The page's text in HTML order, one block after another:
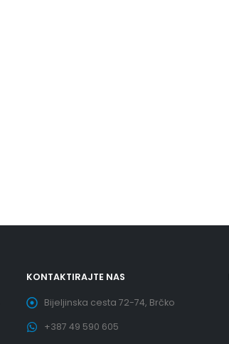
KONTAKTIRAJTE NAS
Bijeljinska cesta 72-74, Brčko
+387 49 590 605